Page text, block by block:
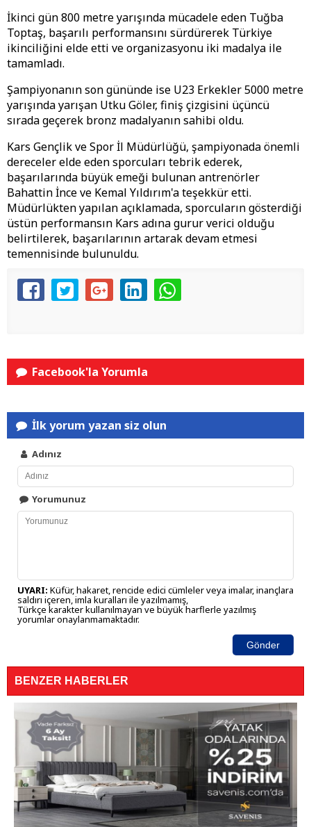
İkinci gün 800 metre yarışında mücadele eden Tuğba
Toptaş, başarılı performansını sürdürerek Türkiye
ikinciliğini elde etti ve organizasyonu iki madalya ile
tamamladı.
Şampiyonanın son gününde ise U23 Erkekler 5000 metre
yarışında yarışan Utku Göler, finiş çizgisini üçüncü
sırada geçerek bronz madalyanın sahibi oldu.
Kars Gençlik ve Spor İl Müdürlüğü, şampiyonada önemli
dereceler elde eden sporcuları tebrik ederek,
başarılarında büyük emeği bulunan antrenörler
Bahattin İnce ve Kemal Yıldırım'a teşekkür etti.
Müdürlükten yapılan açıklamada, sporcuların gösterdiği
üstün performansın Kars adına gurur verici olduğu
belirtilerek, başarılarının artarak devam etmesi
temennisinde bulunuldu.
Facebook'la Yorumla
İlk yorum yazan siz olun
Adınız
Yorumunuz
UYARI: Küfür, hakaret, rencide edici cümleler veya imalar, inançlara
saldırı içeren, imla kuralları ile yazılmamış,
Türkçe karakter kullanılmayan ve büyük harflerle yazılmış
yorumlar onaylanmamaktadır.
Gönder
BENZER HABERLER